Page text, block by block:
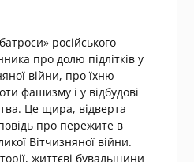
російського
про долю підлітків у
війни, про їхню
фашизму і у відбудові
Це щира, відверта
про пережите в
Вітчизняної війни.
життєві бувальщини